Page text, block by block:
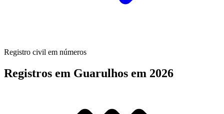
Registro civil em números
Registros em Guarulhos em 2026